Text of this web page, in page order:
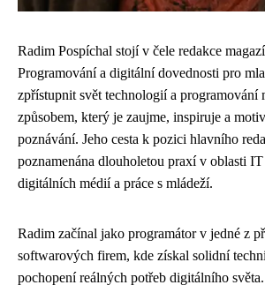
Radim Pospíchal stojí v čele redakce
Programování a digitální dovednosti pro
zpřístupnit svět technologií a programování
způsobem, který je zaujme, inspiruje a
poznávání. Jeho cesta k pozici hlavního
poznamenána dlouholetou praxí v oblasti
digitálních médií a práce s mládeží.
Radim začínal jako programátor v jedné z
softwarových firem, kde získal solidní
pochopení reálných potřeb digitálního